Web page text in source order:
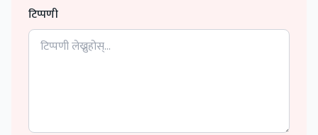
टिप्पणी